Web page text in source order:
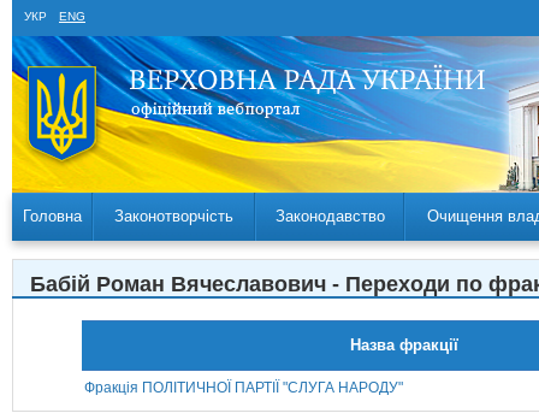
УКР ENG
Головна Законотворчість Законодавство Очищення
Бабій Роман Вячеславович - Переходи по
Назва фракції
Фракція ПОЛІТИЧНОЇ ПАРТІЇ "СЛУГА НАРОДУ"